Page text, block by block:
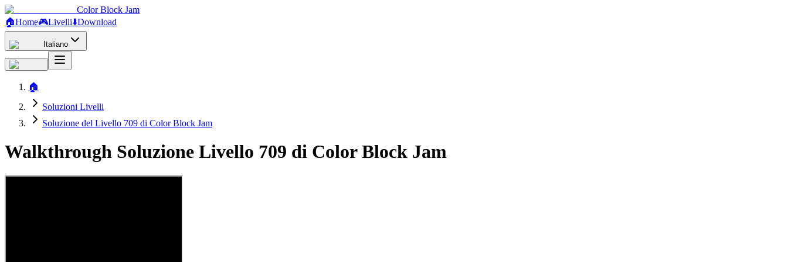
Color Block Jam
🏠Home🎮Livelli⬇️Download
Italiano
🏠
Soluzioni Livelli
Soluzione del Livello 709 di Color Block Jam
Walkthrough Soluzione Livello 709 di Color Block Jam